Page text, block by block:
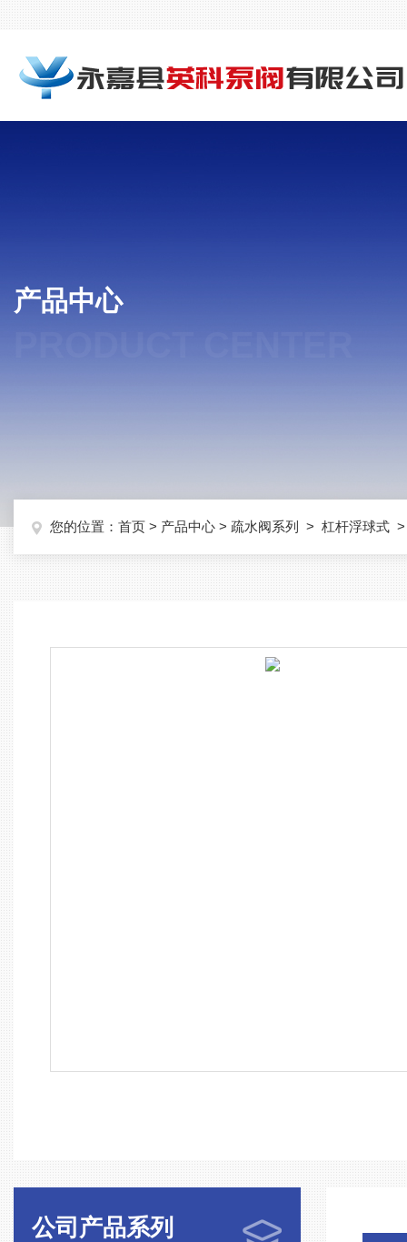
产品中心
您的位置： 首页 > 产品中心 > 疏水阀系列 > 杠杆浮球式
公司产品系列